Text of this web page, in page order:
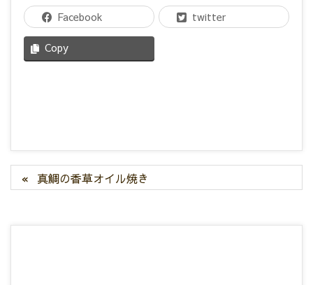
Facebook twitter
Copy
真鯛の香草オイル焼き